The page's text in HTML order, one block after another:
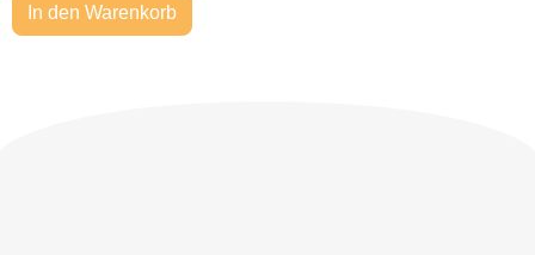
In den Warenkorb